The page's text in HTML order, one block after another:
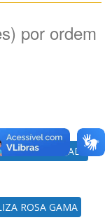
por ordem
CARTERI CORADI
ROSA GAMA